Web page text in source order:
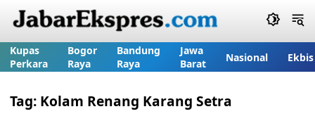
Kupas
Perkara
Bogor
Raya
Bandung
Raya
Jawa
Barat
Nasional Ekbis
Tag: Kolam Renang Karang Setra